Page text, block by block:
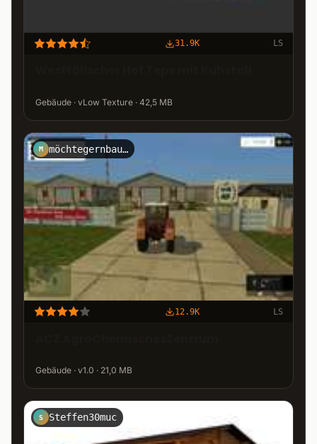
31.9K LS
Gebäude · vLow Texture · 42,5 MB
M möchtegernbauer
12.9K LS
Gebäude · v1.0 · 21,0 MB
S Steffen30muc